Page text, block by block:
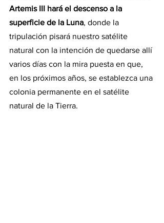
Artemis III hará el descenso a la
superficie de la Luna, donde la
tripulación pisará nuestro satélite
natural con la intención de quedarse allí
varios días con la mira puesta en que,
en los próximos años, se establezca una
colonia permanente en el satélite
natural de la Tierra.